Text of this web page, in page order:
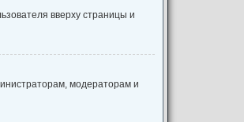
вверху страницы и
модераторам и